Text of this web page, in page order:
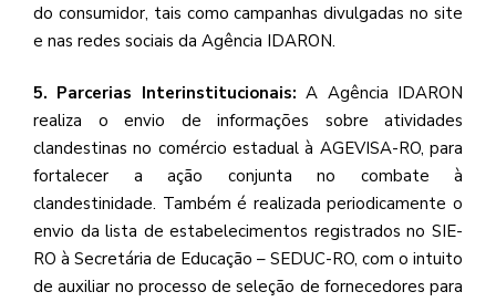
do consumidor, tais como campanhas divulgadas no site
e nas redes sociais da Agência IDARON.
5. Parcerias Interinstitucionais: A Agência IDARON
realiza o envio de informações sobre atividades
clandestinas no comércio estadual à AGEVISA-RO, para
fortalecer a ação conjunta no combate à
clandestinidade. Também é realizada periodicamente o
envio da lista de estabelecimentos registrados no SIE-
RO à Secretária de Educação – SEDUC-RO, com o intuito
de auxiliar no processo de seleção de fornecedores para